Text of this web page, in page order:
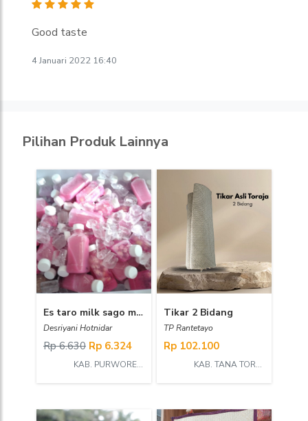
Good taste
4 Januari 2022 16:40
Pilihan Produk Lainnya
Es taro milk sago mutiara
Desriyani Hotnidar
Rp 6.630 Rp 6.324
KAB. PURWOREJO
Tikar 2 Bidang
TP Rantetayo
Rp 102.100
KAB. TANA TORAJA